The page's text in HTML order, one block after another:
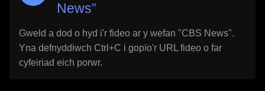
News”
Gweld a dod o hyd i'r fideo ar y wefan "CBS News".
Yna defnyddiwch Ctrl+C i gopïo'r URL fideo o far
cyfeiriad eich porwr.